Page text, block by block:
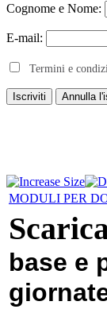
Cognome e Nome:
E-mail:
Termini e
MODULI PER
base e